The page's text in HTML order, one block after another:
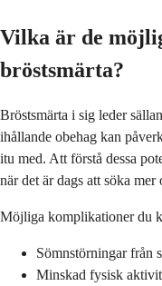
Vilka är de
bröstsmärta?
Bröstsmärta i sig leder
ihållande obehag kan
itu med. Att förstå dessa
när det är dags att söka
Möjliga komplikationer du
Sömnstörningar från
Minskad fysisk